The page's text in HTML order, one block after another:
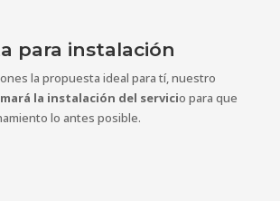
para instalación
la propuesta ideal para tí, nuestro
la instalación del servicio para que
lo antes posible.